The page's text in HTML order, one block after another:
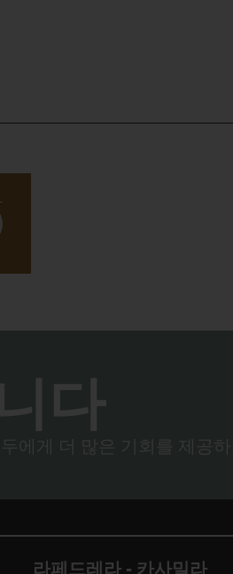
다
에게 더 많은 기회를 제공
라페드레라 - 카사밀라